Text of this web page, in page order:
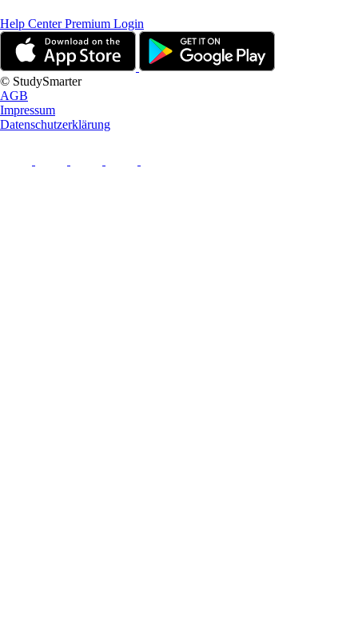
Help CenterPremium Login
© StudySmarter
AGB
Impressum
Datenschutzerklärung